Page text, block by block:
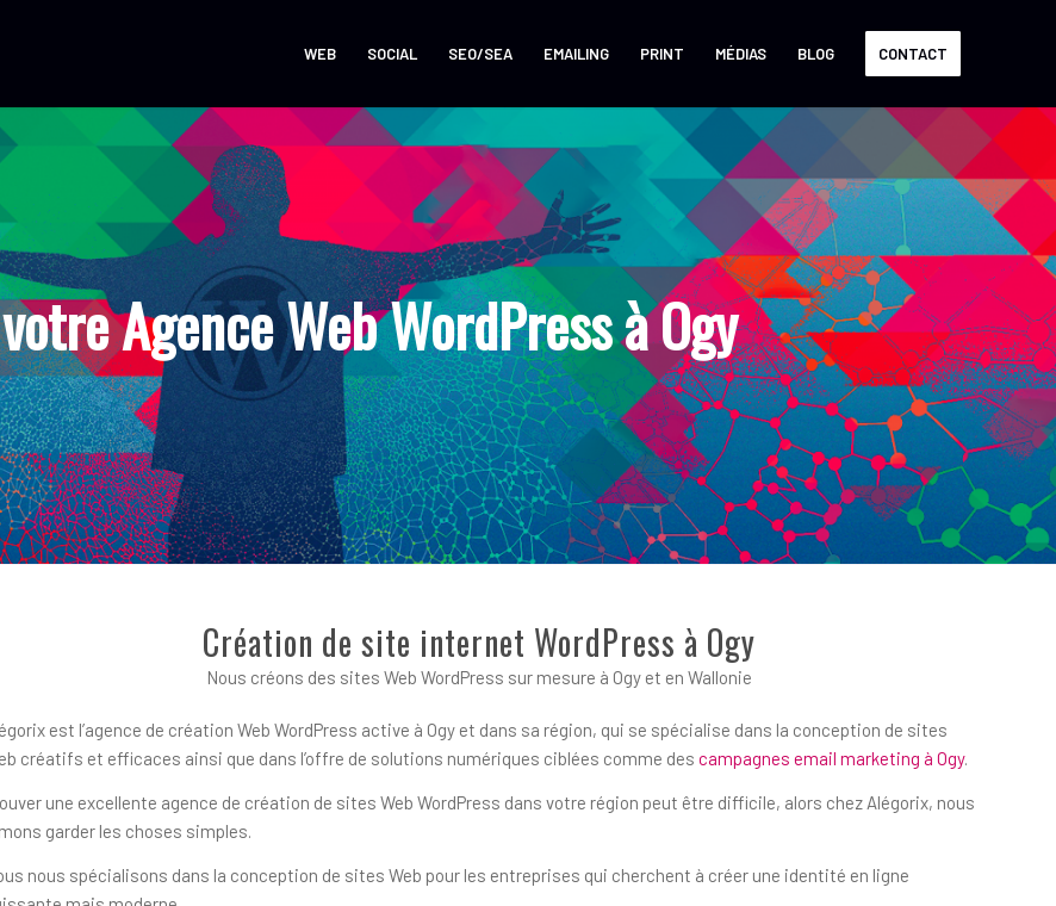
WEB SOCIAL SEO/SEA EMAILING PRINT MÉDIAS BLOG CONTACT
Agence Web WordPress à Ogy
Création de site internet WordPress à Ogy
Nous créons des sites Web WordPress sur mesure à Ogy et en Wallonie
est l’agence de création Web WordPress active à Ogy et dans sa région, qui se spécialise dans la conception de sites
créatifs et efficaces ainsi que dans l’offre de solutions numériques ciblées comme des campagnes email marketing à Ogy.
une excellente agence de création de sites Web WordPress dans votre région peut être difficile, alors chez Alégorix, nous
garder les choses simples.
nous spécialisons dans la conception de sites Web pour les entreprises qui cherchent à créer une identité en ligne